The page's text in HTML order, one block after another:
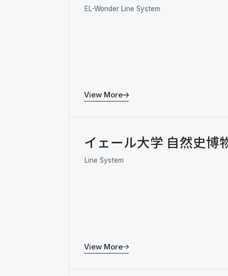
EL-Wonder Line System
View More
イェール大学 自然史博
Line System
View More